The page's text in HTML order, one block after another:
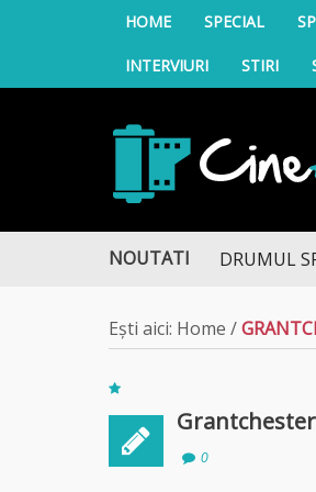
HOME SPECIAL
INTERVIURI STIRI
CineAmator
NOUTATIDRUMUL
Ești aici: Home /
Grantchester
0